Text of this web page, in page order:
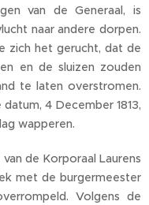
van de Generaal, is
naar andere dorpen.
zich het gerucht, dat de
en de sluizen zouden
te laten overstromen.
4 December 1813,
wapperen.
de Korporaal Laurens
met de burgermeester
Volgens de